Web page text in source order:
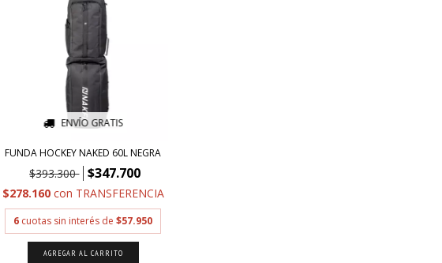
ENVÍO GRATIS
FUNDA HOCKEY NAKED 60L NEGRA
$393.300 $347.700
$278.160 con TRANSFERENCIA
6 cuotas sin interés de$57.950